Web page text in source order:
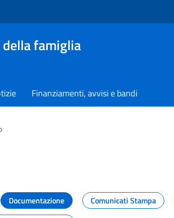
famiglia
Finanziamenti, avvisi e bandi
dal Dipartimento
Documentazione Comunicati Stampa